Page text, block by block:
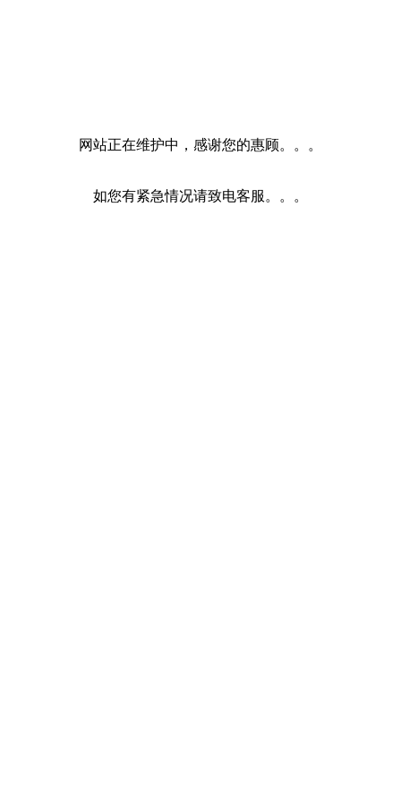
网站正在维护中，感谢您的惠顾。。。
如您有紧急情况请致电客服。。。